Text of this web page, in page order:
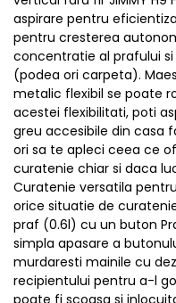
aspirare pentru
pentru cresterea
concentratie al prafului
(podea ori carpeta).
metalic flexibil se poate
acestei flexibilitati, poti
greu accesibile din casa
ori sa te apleci ceea ce
curatenie chiar si daca
Curatenie versatila
orice situatie de
praf (0.6l) cu un buton
simpla apasare a
murdaresti mainile cu
recipientului pentru a-l
poate fi scoasa si